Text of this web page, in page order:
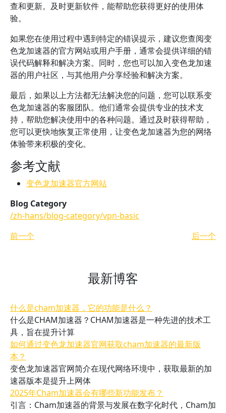
查和更新。及时更新软件，能帮助您获得更好的使用体
验。
如果您在使用过程中遇到特定的错误提示，建议您查阅变
色龙加速器的官方网站或用户手册，通常会提供详细的错
误代码解释和解决方案。同时，您也可以加入变色龙加速
器的用户社区，与其他用户分享经验和解决方案。
最后，如果以上方法都无法解决您的问题，您可以联系变
色龙加速器的客服团队。他们通常会提供专业的技术支
持，帮助您解决使用中的各种问题。通过及时获得帮助，
您可以更快地恢复正常使用，让变色龙加速器为您的网络
体验带来积极的变化。
参考文献
变色龙加速器官方网站
Blog Category
/zh-hans/blog-category/vpn-basic
前一个
后一个
最新博客
什么是cham加速器，它的功能是什么？
什么是CHAM加速器？CHAM加速器是一种先进的技术工
具，旨在提升计算
如何通过变色龙加速器官网获取cham加速器的最新版
本？
变色龙加速器官网简介在现代网络环境中，获取最新的加
速器版本是提升上网体
2025年Cham加速器会有哪些新功能发布？
引言：Cham加速器的背景与发展在数字化时代，Cham加